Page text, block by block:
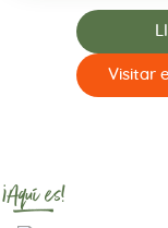
Visitar
¡Aquí es!